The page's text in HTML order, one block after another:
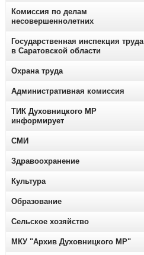
Комиссия по делам
несовершеннолетних
Государственная инспекция труда
в Саратовской области
Охрана труда
Административная комиссия
ТИК Духовницкого МР
информирует
СМИ
Здравоохранение
Культура
Образование
Сельское хозяйство
МКУ "Архив Духовницкого МР"